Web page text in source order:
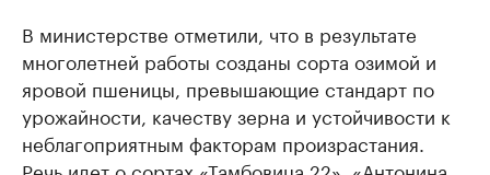
В министерстве отметили, что в результате
многолетней работы созданы сорта озимой и
яровой пшеницы, превышающие стандарт по
урожайности, качеству зерна и устойчивости к
неблагоприятным факторам произрастания.